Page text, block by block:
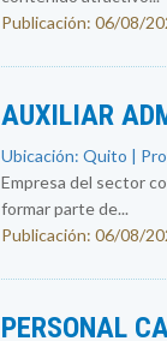
Publicación: 06/08/
AUXILIAR
Ubicación: Quito |
Empresa del sector
formar parte de...
Publicación: 06/08/
PERSONAL